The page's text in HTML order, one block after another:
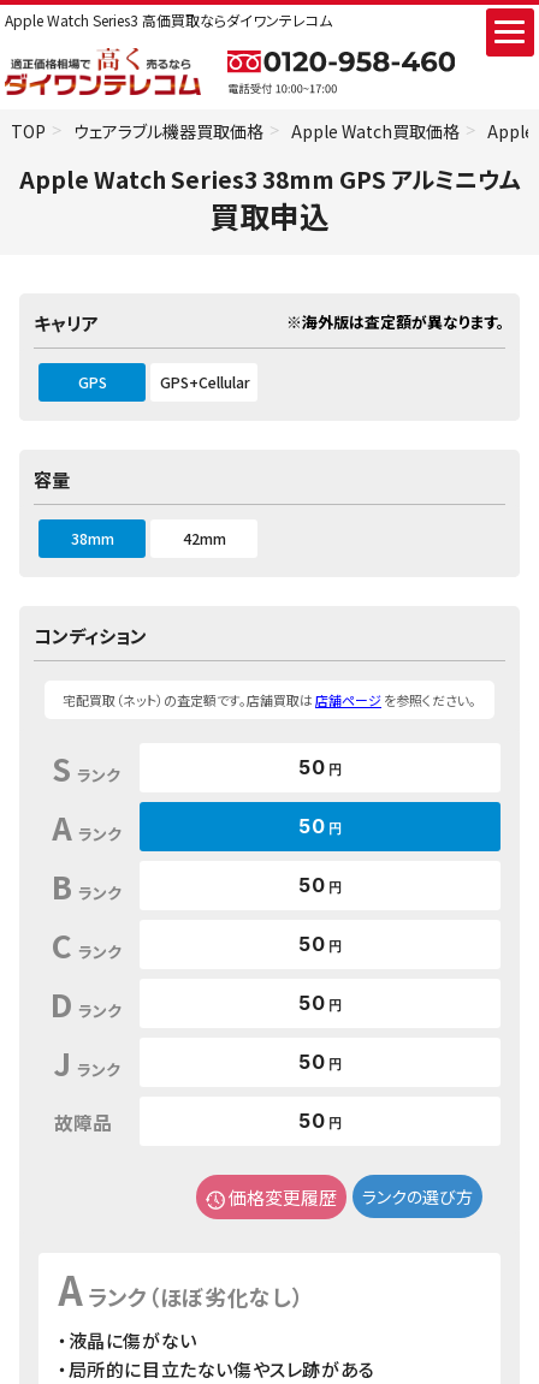
Apple Watch Series3 高価買取ならダイワンテレコム
TOP ウェアラブル機器買取価格 Apple Watch買取価格 Apple
Apple Watch Series3 38mm GPS アルミニウム
買取申込
キャリア ※海外版は査定額が異なります。
GPS GPS+Cellular
容量
38mm 42mm
コンディション
宅配買取（ネット）の査定額です。店舗買取は店舗ページを参照ください。
S ランク 50 円
A ランク 50 円
B ランク 50 円
C ランク 50 円
D ランク 50 円
J ランク 50 円
故障品 50 円
価格変更履歴 ランクの選び方
Aランク（ほぼ劣化なし）
・液晶に傷がない
・局所的に目立たない傷やスレ跡がある